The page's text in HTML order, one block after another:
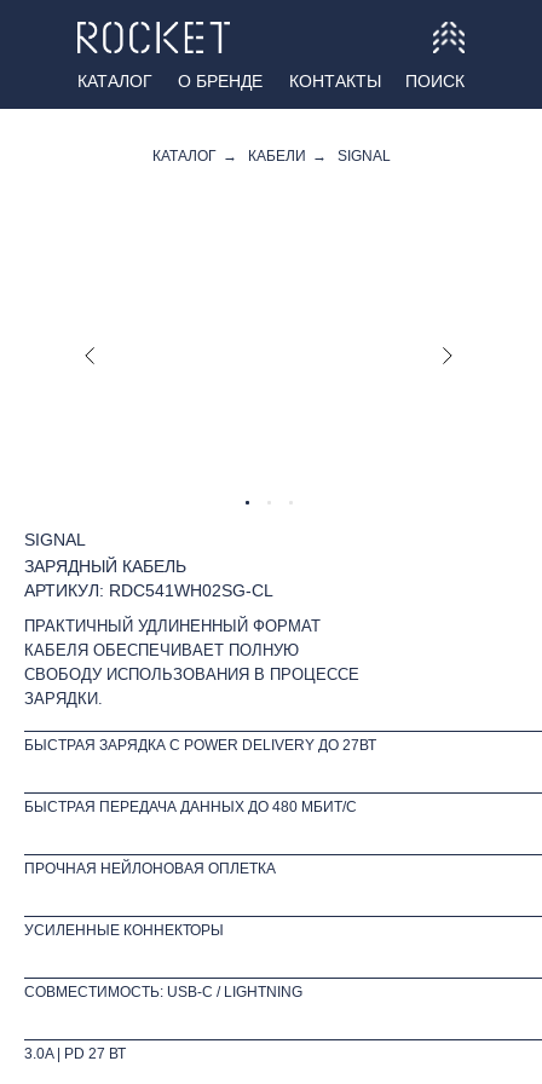
О БРЕНДЕ КОНТАКТЫ ПОИСК
КАТАЛОГ
КАТАЛОГ → КАБЕЛИ → SIGNAL
SIGNAL
ЗАРЯДНЫЙ КАБЕЛЬ
ПРАКТИЧНЫЙ УДЛИНЕННЫЙ ФОРМАТ
КАБЕЛЯ ОБЕСПЕЧИВАЕТ ПОЛНУЮ
СВОБОДУ ИСПОЛЬЗОВАНИЯ В ПРОЦЕССЕ
ЗАРЯДКИ.
АРТИКУЛ: RDC541WH02SG-CL
ПРОЧНАЯ НЕЙЛОНОВАЯ ОПЛЕТКА
БЫСТРАЯ ПЕРЕДАЧА ДАННЫХ ДО 480 МБИТ/С
БЫСТРАЯ ЗАРЯДКА С POWER DELIVERY ДО 27ВТ
УСИЛЕННЫЕ КОННЕКТОРЫ
СОВМЕСТИМОСТЬ: USB-C / LIGHTNING
3.0A | PD 27 ВТ